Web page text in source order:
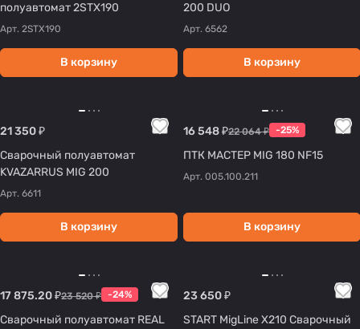
полуавтомат 2STX190
Арт. 2STX190
В корзину
200 DUO
Арт. 6562
В корзину
21 350 ₽
Сварочный полуавтомат
KVAZARRUS MIG 200
Арт. 6611
В корзину
16 548 ₽22 064 ₽ -25%
ПТК МАСТЕР MIG 180 NF15
Арт. 005.100.211
В корзину
17 875.20 ₽23 520 ₽ -24%
Сварочный полуавтомат REAL
23 650 ₽
START MigLine X210 Сварочный